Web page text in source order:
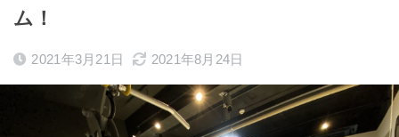
ム！
2021年3月21日 2021年8月24日